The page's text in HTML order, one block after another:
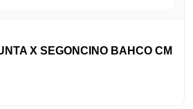
X SEGONCINO BAHCO CM